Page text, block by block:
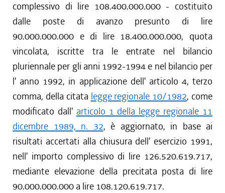
complessivo di lire 108.400.000.000 - costituito
dalle poste di avanzo presunto di lire
90.000.000.000 e di lire 18.400.000.000, quota
vincolata, iscritte tra le entrate nel bilancio
pluriennale per gli anni 1992-1994 e nel bilancio per
l' anno 1992, in applicazione dell' articolo 4, terzo
comma, della citata legge regionale 10/1982, come
modificato dall' articolo 1 della legge regionale 11
dicembre 1989, n. 32, è aggiornato, in base ai
risultati accertati alla chiusura dell' esercizio 1991,
nell' importo complessivo di lire 126.520.619.717,
mediante elevazione della precitata posta di lire
90.000.000.000 a lire 108.120.619.717.